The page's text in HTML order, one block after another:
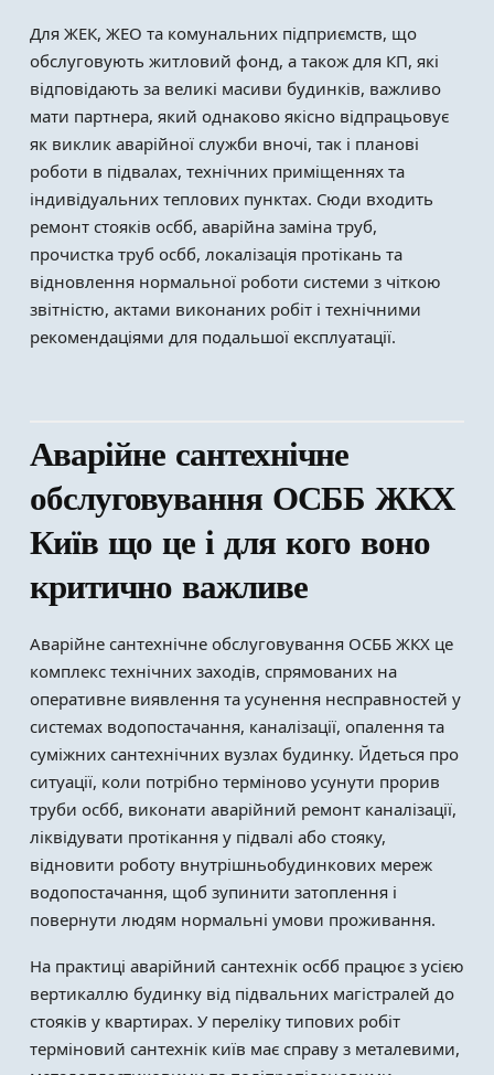
Для ЖЕК, ЖЕО та комунальних підприємств, що
обслуговують житловий фонд, а також для КП, які
відповідають за великі масиви будинків, важливо
мати партнера, який однаково якісно відпрацьовує
як виклик аварійної служби вночі, так і планові
роботи в підвалах, технічних приміщеннях та
індивідуальних теплових пунктах. Сюди входить
ремонт стояків осбб, аварійна заміна труб,
прочистка труб осбб, локалізація протікань та
відновлення нормальної роботи системи з чіткою
звітністю, актами виконаних робіт і технічними
рекомендаціями для подальшої експлуатації.
Аварійне сантехнічне
обслуговування ОСББ ЖКХ
Київ що це і для кого воно
критично важливе
Аварійне сантехнічне обслуговування ОСББ ЖКХ це
комплекс технічних заходів, спрямованих на
оперативне виявлення та усунення несправностей у
системах водопостачання, каналізації, опалення та
суміжних сантехнічних вузлах будинку. Йдеться про
ситуації, коли потрібно терміново усунути прорив
труби осбб, виконати аварійний ремонт каналізації,
ліквідувати протікання у підвалі або стояку,
відновити роботу внутрішньобудинкових мереж
водопостачання, щоб зупинити затоплення і
повернути людям нормальні умови проживання.
На практиці аварійний сантехнік осбб працює з усією
вертикаллю будинку від підвальних магістралей до
стояків у квартирах. У переліку типових робіт
терміновий сантехнік київ має справу з металевими,